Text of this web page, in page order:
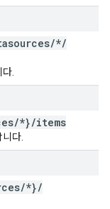
/*/
.
/*}/items
다.
/*}/